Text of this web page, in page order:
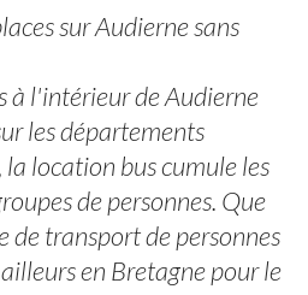
sur Audierne sans
à l'intérieur de Audierne
les départements
location bus cumule les
de personnes. Que
de transport de personnes
en Bretagne pour le